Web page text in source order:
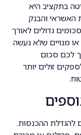
בתקציב היא
האשראי והבנק
גדולים לאורך
מנויים שלא נעשה
לכם סכום
זולים יותר
להגדלת ההכנסות.